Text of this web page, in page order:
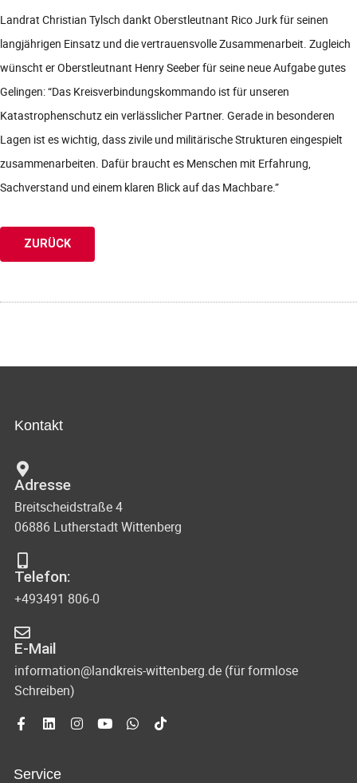
Landrat Christian Tylsch dankt Oberstleutnant Rico Jurk für seinen
langjährigen Einsatz und die vertrauensvolle Zusammenarbeit. Zugleich
wünscht er Oberstleutnant Henry Seeber für seine neue Aufgabe gutes
Gelingen: “Das Kreisverbindungskommando ist für unseren
Katastrophenschutz ein verlässlicher Partner. Gerade in besonderen
Lagen ist es wichtig, dass zivile und militärische Strukturen eingespielt
zusammenarbeiten. Dafür braucht es Menschen mit Erfahrung,
Sachverstand und einem klaren Blick auf das Machbare.”
ZURÜCK
Kontakt
Adresse
Breitscheidstraße 4
06886 Lutherstadt Wittenberg
Telefon:
+493491 806-0
E-Mail
information@landkreis-wittenberg.de (für formlose
Schreiben)
Service